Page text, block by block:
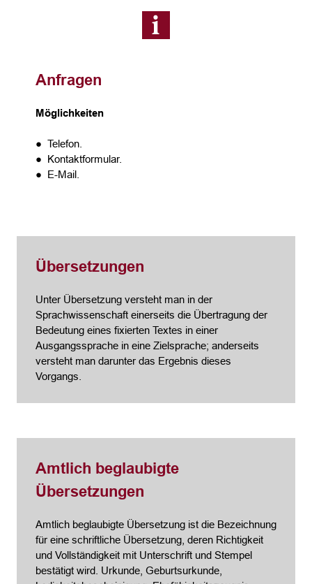
Anfragen
Möglichkeiten
● Telefon.
● Kontaktformular.
● E-Mail.
Übersetzungen
Unter Übersetzung versteht man in der
Sprachwissenschaft einerseits die Übertragung der
Bedeutung eines fixierten Textes in einer
Ausgangssprache in eine Zielsprache; anderseits
versteht man darunter das Ergebnis dieses
Vorgangs.
Amtlich beglaubigte
Übersetzungen
Amtlich beglaubigte Übersetzung ist die Bezeichnung
für eine schriftliche Übersetzung, deren Richtigkeit
und Vollständigkeit mit Unterschrift und Stempel
bestätigt wird. Urkunde, Geburtsurkunde,